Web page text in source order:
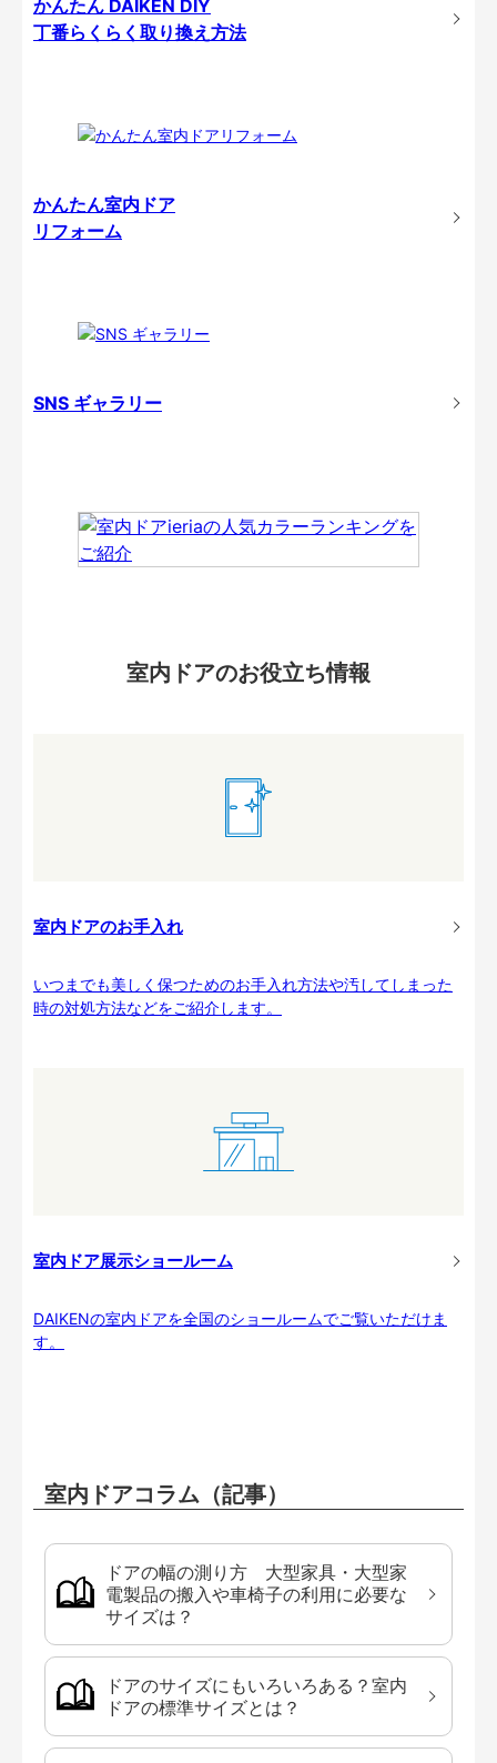
かんたん DAIKEN DIY
丁番らくらく取り換え方法
かんたん室内ドア
リフォーム
SNS ギャラリー
室内ドアのお役立ち情報
室内ドアのお手入れ
いつまでも美しく保つためのお手入れ方法や汚してしまった
時の対処方法などをご紹介します。
室内ドア展示ショールーム
DAIKENの室内ドアを全国のショールームでご覧いただけま
す。
室内ドアコラム（記事）
ドアの幅の測り方 大型家具・大型家
電製品の搬入や車椅子の利用に必要な
サイズは？
ドアのサイズにもいろいろある？室内
ドアの標準サイズとは？